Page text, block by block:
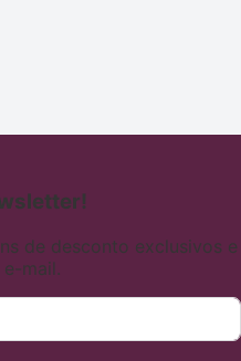
de desconto exclusivos e
mail.